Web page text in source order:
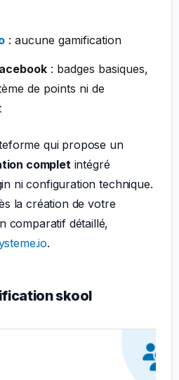
: aucune gamification
: badges basiques,
de points ni de
qui propose un
completintégré
ni configuration technique.
la création de votre
comparatif détaillé,
.
skool